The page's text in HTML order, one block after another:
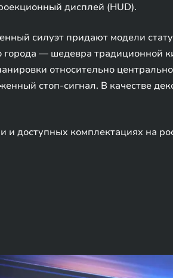
дисплей (HUD).
силуэт придают модели
города — шедевра традиционной
относительно
стоп-сигнал. В качестве
доступных комплектациях на